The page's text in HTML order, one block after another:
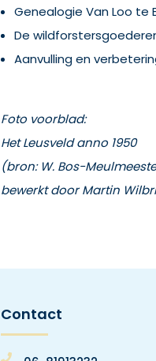
Genealogie Van Loo te
De
Aanvulling en
Foto voorblad:
Het Leusveld anno 1950
(bron: W. Bos-
bewerkt door Martin
Contact